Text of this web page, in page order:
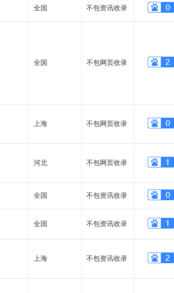
全国 不包资讯收录
全国 不包网页收录
上海 不包网页收录
河北 不包网页收录
全国 不包资讯收录
全国 不包资讯收录
上海 不包资讯收录